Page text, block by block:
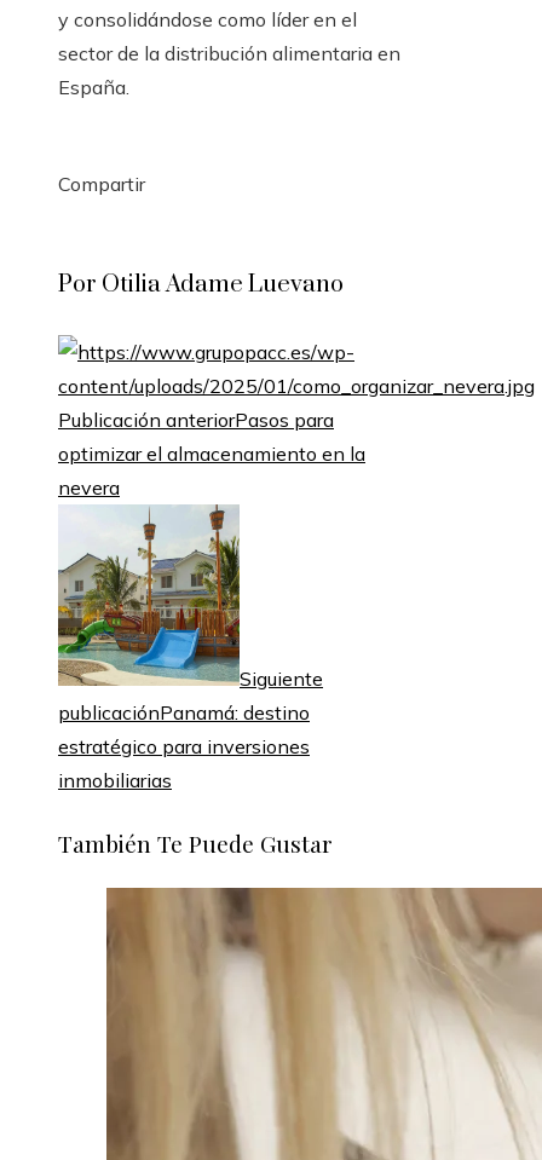
y consolidándose como líder en el
sector de la distribución alimentaria en
España.
Compartir
Por Otilia Adame Luevano
Publicación anteriorPasos para
optimizar el almacenamiento en la
nevera
Siguiente
publicaciónPanamá: destino
estratégico para inversiones
inmobiliarias
También Te Puede Gustar